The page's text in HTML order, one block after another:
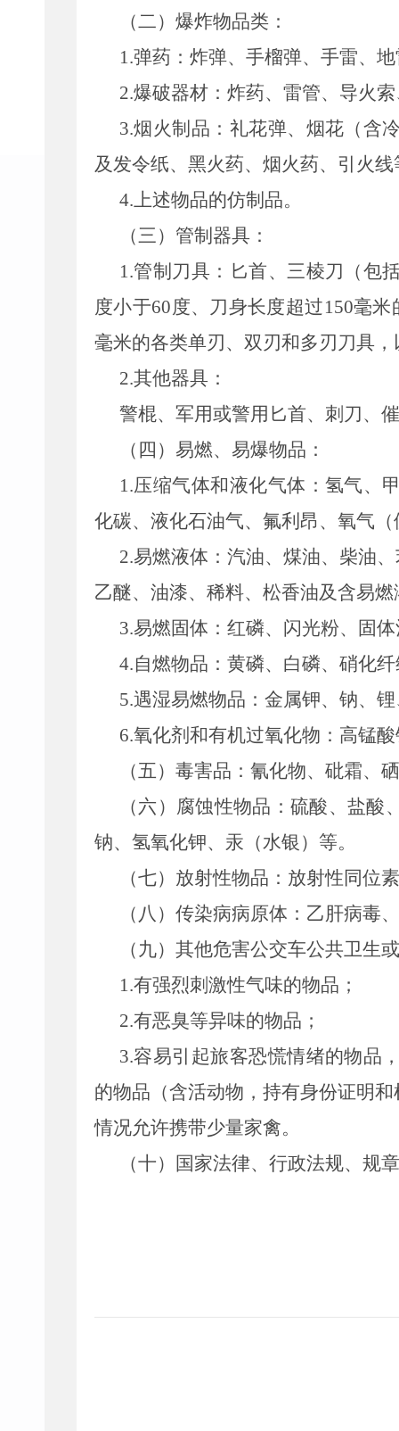
（二）爆炸物品类：
1.弹药：炸弹、手榴弹、手雷、
2.爆破器材：炸药、雷管、导火
3.烟火制品：礼花弹、烟花（含
及发令纸、黑火药、烟火药、引火线
4.上述物品的仿制品。
（三）管制器具：
1.管制刀具：匕首、三棱刀（包
度小于60度、刀身长度超过150毫
毫米的各类单刃、双刃和多刃刀具
2.其他器具：
警棍、军用或警用匕首、刺刀、
（四）易燃、易爆物品：
1.压缩气体和液化气体：氢气、
化碳、液化石油气、氟利昂、氧气
2.易燃液体：汽油、煤油、柴油
乙醚、油漆、稀料、松香油及含易
3.易燃固体：红磷、闪光粉、固
4.自燃物品：黄磷、白磷、硝化
5.遇湿易燃物品：金属钾、钠、
6.氧化剂和有机过氧化物：高锰
（五）毒害品：氰化物、砒霜、
（六）腐蚀性物品：硫酸、盐
钠、氢氧化钾、 汞（水银）等。
（七）放射性物品：放射性同位
（八）传染病病原体：乙肝病毒
（九）其他危害公交车公共卫生
1.有强烈刺激性气味的物品；
2.有恶臭等异味的物品；
3.容易引起旅客恐慌情绪的物品
的物品（含活动物，持有身份证明
情况允许携带少量家禽。
（十）国家法律、行政法规、规